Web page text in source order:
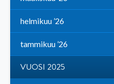
helmikuu ’26
tammikuu ’26
VUOSI 2025